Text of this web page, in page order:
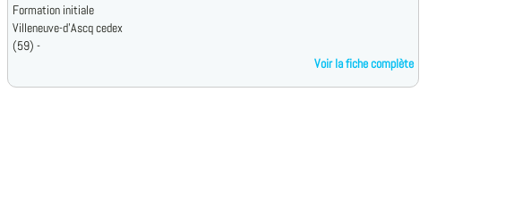
Formation initiale
Villeneuve-d'Ascq cedex
(59) -
Voir la fiche complète